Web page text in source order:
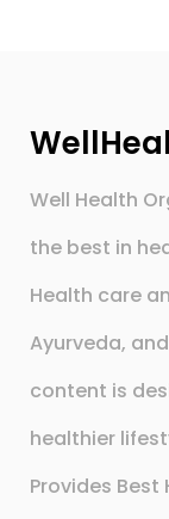
Well Health
the best in
Health care
Ayurveda,
content is
healthier
Provides Best